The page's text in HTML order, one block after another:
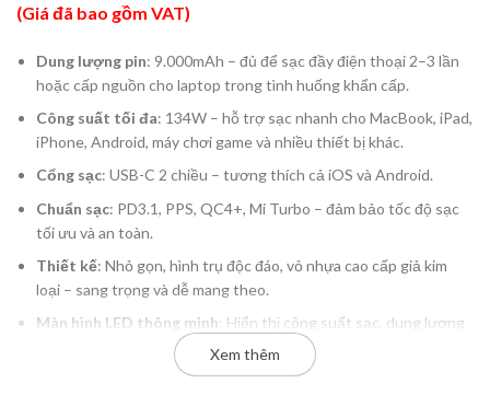
là:
1.690.000 ₫.là:
1.490.000 ₫.
(Giá đã bao gồm VAT)
Dung lượng pin: 9.000mAh – đủ để sạc đầy điện thoại 2–3 lần
hoặc cấp nguồn cho laptop trong tình huống khẩn cấp.
Công suất tối đa: 134W – hỗ trợ sạc nhanh cho MacBook, iPad,
iPhone, Android, máy chơi game và nhiều thiết bị khác.
Cổng sạc: USB-C 2 chiều – tương thích cả iOS và Android.
Chuẩn sạc: PD3.1, PPS, QC4+, Mi Turbo – đảm bảo tốc độ sạc
tối ưu và an toàn.
Thiết kế: Nhỏ gọn, hình trụ độc đáo, vỏ nhựa cao cấp giả kim
loại – sang trọng và dễ mang theo.
Màn hình LED thông minh: Hiển thị công suất sạc, dung lượng
còn lại và trạng thái hoạt động.
ra C Max 120W, Tubo 67W + 67W
Xem thêm